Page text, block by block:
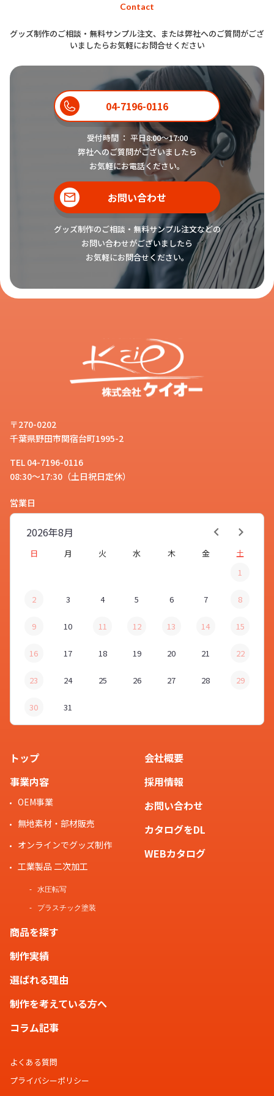
Contact
グッズ制作のご相談・無料サンプル注文、または弊社へのご質問がござ
いましたらお気軽にお問合せください
04-7196-0116
受付時間 ： 平日8:00〜17:00
弊社へのご質問がございましたら
お気軽にお電話ください。
お問い合わせ
グッズ制作のご相談・無料サンプル注文などの
お問い合わせがございましたら
お気軽にお問合せください。
〒270-0202
千葉県野田市関宿台町1995-2
TEL 04-7196-0116
08:30～17:30（土日祝日定休）
営業日
8月
2026年
日 月 火 水 木 金
土
1
2 3 4 5 6 7 8
9 10 11 12 13 14 15
16 17 18 19 20 21 22
23 24 25 26 27 28 29
30 31
トップ
事業内容
OEM事業
無地素材・部材販売
オンラインでグッズ制作
工業製品 二次加工
水圧転写
プラスチック塗装
商品を探す
制作実績
選ばれる理由
制作を考えている方へ
コラム記事
会社概要
採用情報
お問い合わせ
カタログをDL
WEBカタログ
よくある質問
プライバシーポリシー